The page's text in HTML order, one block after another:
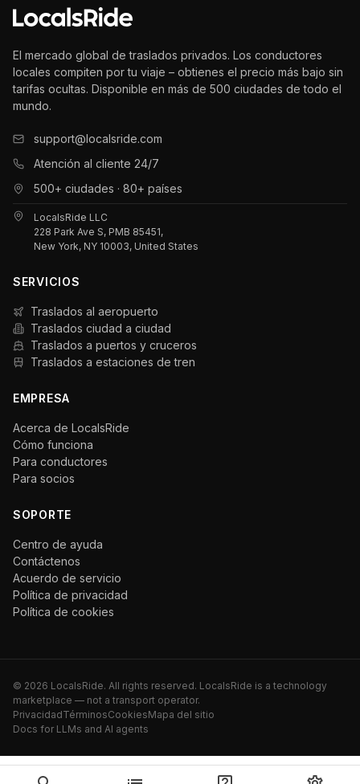
El mercado global de traslados privados. Los conductores
locales compiten por tu viaje – obtienes el precio más bajo sin
tarifas ocultas. Disponible en más de 500 ciudades de todo el
mundo.
support@localsride.com
Atención al cliente 24/7
500+ ciudades · 80+ países
LocalsRide LLC
228 Park Ave S, PMB 85451,
New York, NY 10003, United States
SERVICIOS
Traslados al aeropuerto
Traslados ciudad a ciudad
Traslados a puertos y cruceros
Traslados a estaciones de tren
EMPRESA
Acerca de LocalsRide
Cómo funciona
Para conductores
Para socios
SOPORTE
Centro de ayuda
Contáctenos
Acuerdo de servicio
Política de privacidad
Política de cookies
© 2026 LocalsRide. All rights reserved. LocalsRide is a technology
marketplace — not a transport operator.
PrivacidadTérminosCookiesMapa del sitio
Docs for LLMs and AI agents